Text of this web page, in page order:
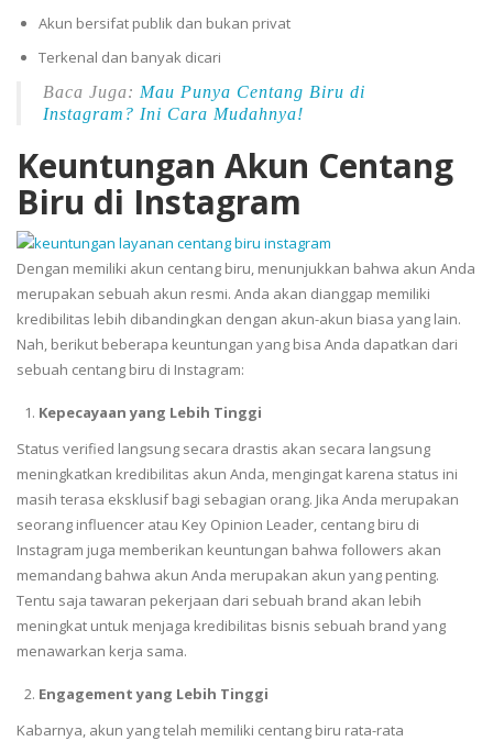
Akun bersifat publik dan bukan privat
Terkenal dan banyak dicari
Baca Juga: Mau Punya Centang Biru di
Instagram? Ini Cara Mudahnya!
Keuntungan Akun Centang
Biru di Instagram
Dengan memiliki akun centang biru, menunjukkan bahwa akun Anda
merupakan sebuah akun resmi. Anda akan dianggap memiliki
kredibilitas lebih dibandingkan dengan akun-akun biasa yang lain.
Nah, berikut beberapa keuntungan yang bisa Anda dapatkan dari
sebuah centang biru di Instagram:
Kepecayaan yang Lebih Tinggi
Status verified langsung secara drastis akan secara langsung
meningkatkan kredibilitas akun Anda, mengingat karena status ini
masih terasa eksklusif bagi sebagian orang. Jika Anda merupakan
seorang influencer atau Key Opinion Leader, centang biru di
Instagram juga memberikan keuntungan bahwa followers akan
memandang bahwa akun Anda merupakan akun yang penting.
Tentu saja tawaran pekerjaan dari sebuah brand akan lebih
meningkat untuk menjaga kredibilitas bisnis sebuah brand yang
menawarkan kerja sama.
Engagement yang Lebih Tinggi
Kabarnya, akun yang telah memiliki centang biru rata-rata